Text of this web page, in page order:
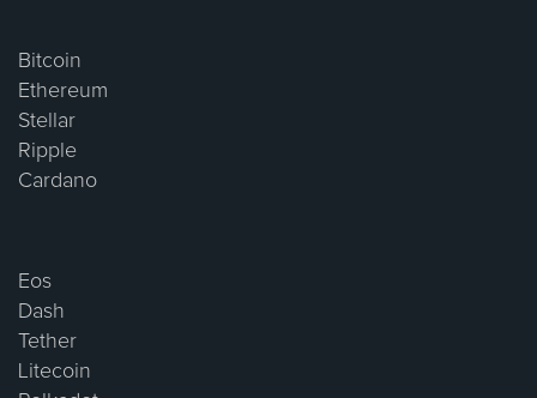
Bitcoin
Ethereum
Stellar
Ripple
Cardano
Eos
Dash
Tether
Litecoin